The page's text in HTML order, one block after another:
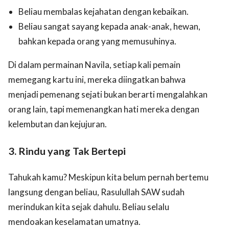
Beliau membalas kejahatan dengan kebaikan.
Beliau sangat sayang kepada anak-anak, hewan,
bahkan kepada orang yang memusuhinya.
Di dalam permainan Navila, setiap kali pemain
memegang kartu ini, mereka diingatkan bahwa
menjadi pemenang sejati bukan berarti mengalahkan
orang lain, tapi memenangkan hati mereka dengan
kelembutan dan kejujuran.
3. Rindu yang Tak Bertepi
Tahukah kamu? Meskipun kita belum pernah bertemu
langsung dengan beliau, Rasulullah SAW sudah
merindukan kita sejak dahulu. Beliau selalu
mendoakan keselamatan umatnya.